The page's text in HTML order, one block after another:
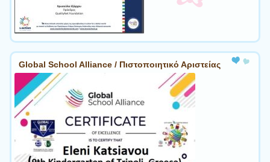
Global School Alliance / Πιστοποιητικό Αριστείας